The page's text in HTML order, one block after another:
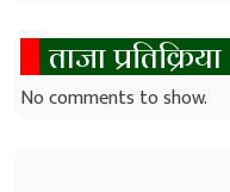
ताजा प्रतिक्रिया
No comments to show.